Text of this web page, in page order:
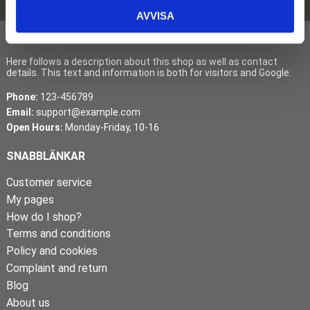
AVVISA
COMPANY LTD.
Here follows a description about this shop as well as contact
details. This text and information is both for visitors and Google.
Phone: 123-456789
Email: support@example.com
Open Hours: Monday-Friday, 10-16
SNABBLÄNKAR
Customer service
My pages
How do I shop?
Terms and conditions
Policy and cookies
Complaint and return
Blog
About us